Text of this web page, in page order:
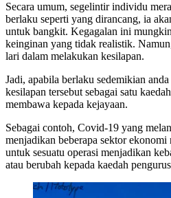
Secara umum, segelintir individu
berlaku seperti yang dirancang, ia
untuk bangkit. Kegagalan ini
keinginan yang tidak realistik.
lari dalam melakukan kesilapan.
Jadi, apabila berlaku sedemikian
kesilapan tersebut sebagai satu
membawa kepada kejayaan.
Sebagai contoh, Covid-19 yang
menjadikan beberapa sektor
untuk sesuatu operasi menjadikan
atau berubah kepada kaedah